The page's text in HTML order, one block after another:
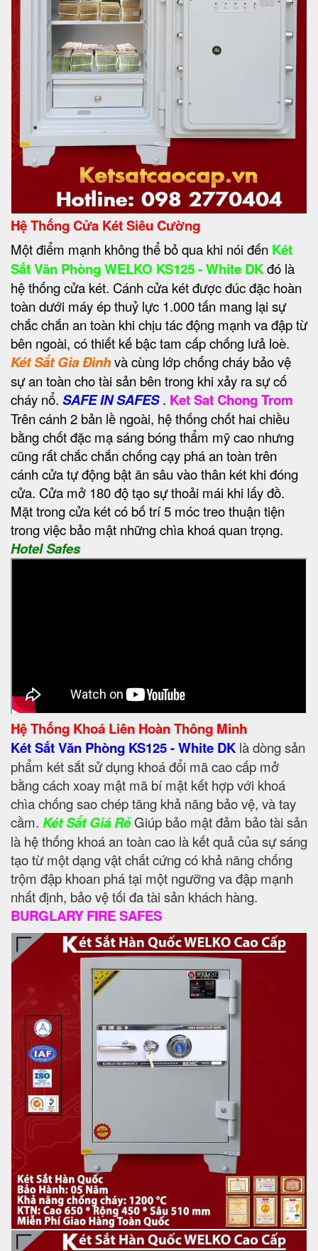
Hệ Thống Cửa Két Siêu Cường
Một điểm mạnh không thể bỏ qua khi nói đến Két
Sắt Văn Phòng WELKO KS125 - White DKđó là
hệ thống cửa két. Cánh cửa két được đúc đặc hoàn
toàn dưới máy ép thuỷ lực 1.000 tấn mang lại sự
chắc chắn an toàn khi chịu tác động mạnh va đập từ
bên ngoài, có thiết kế bậc tam cấp chống lưả loè.
Két Sắt Gia Đìnhvà cùng lớp chống cháy bảo vệ
sự an toàn cho tài sản bên trong khi xảy ra sự cố
cháy nổ. SAFE IN SAFES. Ket Sat Chong Trom
Trên cánh 2 bản lề ngoài, hệ thống chốt hai chiều
bằng chốt đặc mạ sáng bóng thẩm mỹ cao nhưng
cũng rất chắc chắn chống cạy phá an toàn trên
cánh cửa tự động bật ăn sâu vào thân két khi đóng
cửa. Cửa mở 180 độ tạo sự thoải mái khi lấy đồ.
Mặt trong cửa két có bố trí 5 móc treo thuận tiện
trong việc bảo mật những chìa khoá quan trọng.
Hotel Safes
Hệ Thống Khoá Liên Hoàn Thông Minh
Két Sắt Văn Phòng KS125 - White DK là dòng sản
phẩm két sắt sử dụng khoá đổi mã cao cấp mở
bằng cách xoay mật mã bí mật kết hợp với khoá
chìa chống sao chép tăng khả năng bảo vệ, và tay
cầm. Két Sắt Giá RẻGiúp bảo mật đảm bảo tài sản
là hệ thống khoá an toàn cao là kết quả của sự sáng
tạo từ một dạng vật chất cứng có khả năng chống
trộm đập khoan phá tại một ngưỡng va đập mạnh
nhất định, bảo vệ tối đa tài sản khách hàng.
BURGLARY FIRE SAFES